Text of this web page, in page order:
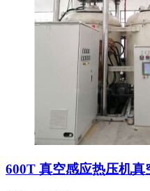
600T 真空感应热压机